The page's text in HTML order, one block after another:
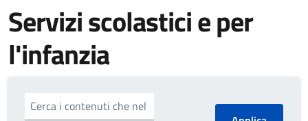
Servizi scolastici e per
l'infanzia
Cerca i contenuti che nel